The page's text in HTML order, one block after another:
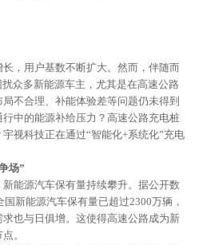
，用户基数不断扩大。然而，伴随而
众多新能源车主，尤其是在高速公路
不合理、补能体验差等问题仍未得到
中的能源补给压力？高速公路充电桩
视科技正在通过“智能化+系统化”充电
场”
能源汽车保有量持续攀升。据公开数
国新能源汽车保有量已超过2300万辆，
也与日俱增。这使得高速公路成为新
。